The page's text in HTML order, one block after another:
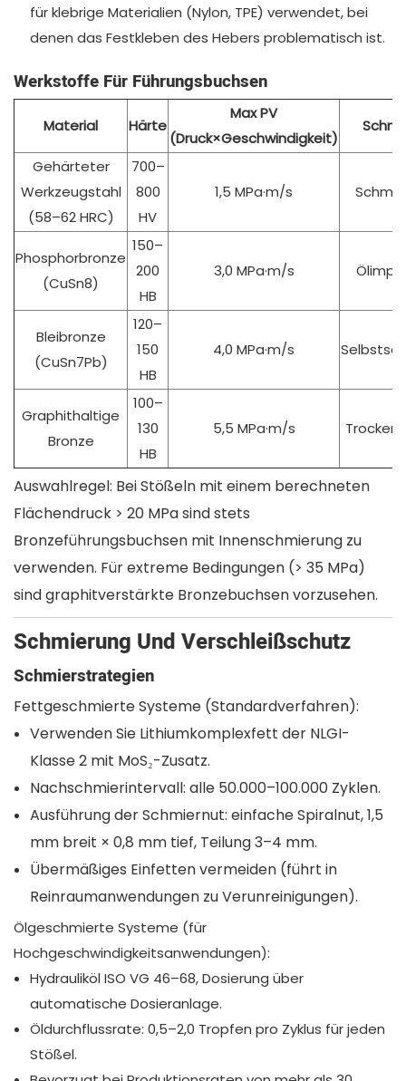
für klebrige Materialien (Nylon, TPE) verwendet, bei
denen das Festkleben des Hebers problematisch ist.
Werkstoffe Für Führungsbuchsen
Material Härte
Max PV
(Druck×Geschwindigkeit)
Gehärteter
Werkzeugstahl
(58–62 HRC)
700–
800
HV
1,5 MPa·m/s
Phosphorbronze
(CuSn8)
150–
200
HB
3,0 MPa·m/s
Bleibronze
(CuSn7Pb)
120–
150
HB
4,0 MPa·m/s
Graphithaltige
Bronze
100–
130
HB
5,5 MPa·m/s
Auswahlregel: Bei Stößeln mit einem berechneten
Flächendruck > 20 MPa sind stets
Bronzeführungsbuchsen mit Innenschmierung zu
verwenden. Für extreme Bedingungen (> 35 MPa)
sind graphitverstärkte Bronzebuchsen vorzusehen.
Schmierung Und Verschleißschutz
Schmierstrategien
Fettgeschmierte Systeme (Standardverfahren):
Verwenden Sie Lithiumkomplexfett der NLGI-
Klasse 2 mit MoS₂-Zusatz.
Nachschmierintervall: alle 50.000–100.000 Zyklen.
Ausführung der Schmiernut: einfache Spiralnut, 1,5
mm breit × 0,8 mm tief, Teilung 3–4 mm.
Übermäßiges Einfetten vermeiden (führt in
Reinraumanwendungen zu Verunreinigungen).
Ölgeschmierte Systeme (für
Hochgeschwindigkeitsanwendungen):
Hydrauliköl ISO VG 46–68, Dosierung über
automatische Dosieranlage.
Öldurchflussrate: 0,5–2,0 Tropfen pro Zyklus für jeden
Stößel.